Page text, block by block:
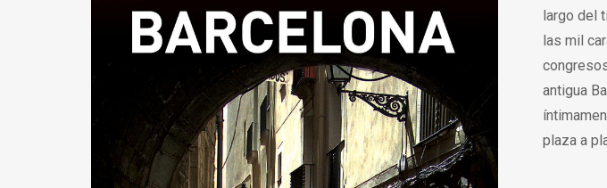
largo del
las mil
antigua
plaza a